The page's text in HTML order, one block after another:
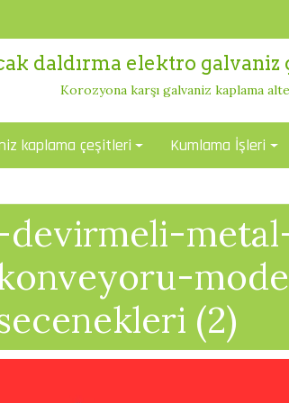
daldırma elektro
Korozyona karşı galvaniz kaplama
kaplama çeşitleri Kumlama İşleri
(2)